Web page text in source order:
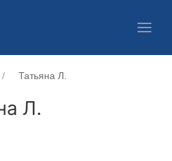
Татьяна Л.
Л.